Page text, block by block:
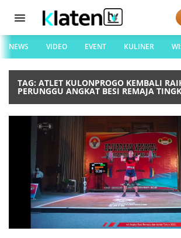
NEWS VIDEO EVENT KULINER
TAG: ATLET KULONPROGO KEMBALI
PERUNGGU ANGKAT BESI REMAJA